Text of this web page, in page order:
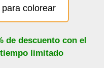
colorear
de descuento con el
limitado